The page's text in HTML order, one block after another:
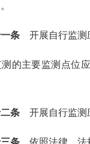
条开展自行监测
测的主要监测点位
条开展自行监测
条依照法律、法